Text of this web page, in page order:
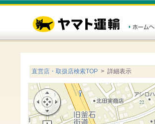
直営店・取扱店検索TOP > 詳細表示